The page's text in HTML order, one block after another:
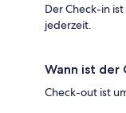
Der Check-in
jederzeit.
Wann ist der
Check-out ist